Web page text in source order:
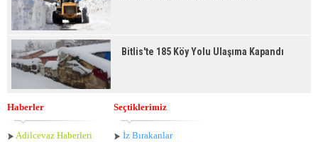
Bitlis'te 185 Köy Yolu Ulaşıma Kapandı
Haberler
Adilcevaz Haberleri
Seçtiklerimiz
İz Bırakanlar